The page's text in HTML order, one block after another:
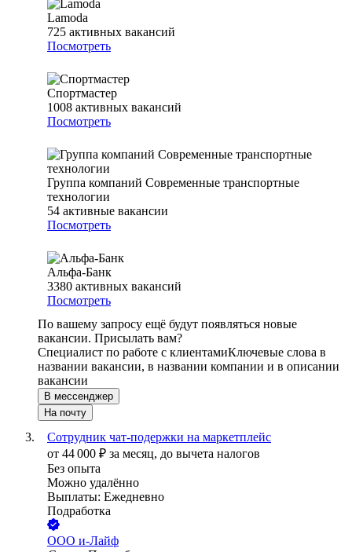
Lamoda
725 активных вакансий
Посмотреть
Спортмастер
1008 активных вакансий
Посмотреть
Группа компаний Современные транспортные
технологии
54 активные вакансии
Посмотреть
Альфа-Банк
3380 активных вакансий
Посмотреть
По вашему запросу ещё будут появляться новые
вакансии. Присылать вам?
Специалист по работе с клиентамиКлючевые слова в
названии вакансии, в названии компании и в описании
вакансии
В мессенджер
На почту
Сотрудник чат-подержки на маркетплейс
от 44 000 ₽ за месяц, до вычета налогов
Без опыта
Можно удалённо
Выплаты: Ежедневно
Подработка
ООО и-Лайф